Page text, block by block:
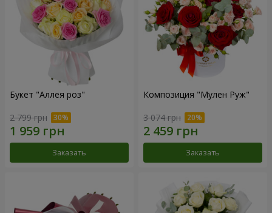
Букет "Аллея роз"
2 799 грн
Заказать
Композиция "Мулен Руж"
3 074 грн
Заказать